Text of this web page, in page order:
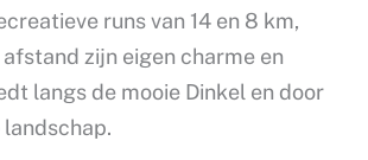
runs van 14 en 8 km,
zijn eigen charme en
langs de mooie Dinkel en door